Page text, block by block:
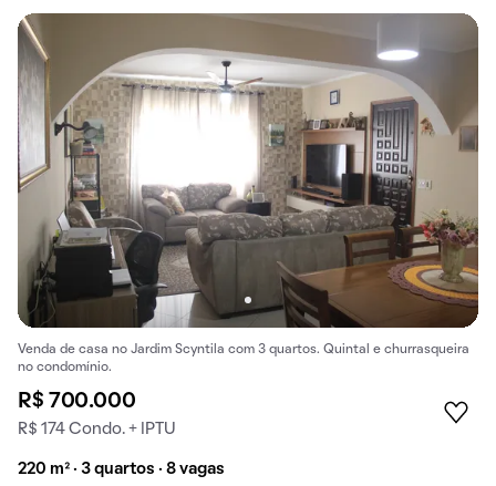
Venda de casa no Jardim Scyntila com 3 quartos. Quintal e churrasqueira
no condomínio.
R$ 700.000
R$ 174 Condo. + IPTU
220 m² · 3 quartos · 8 vagas